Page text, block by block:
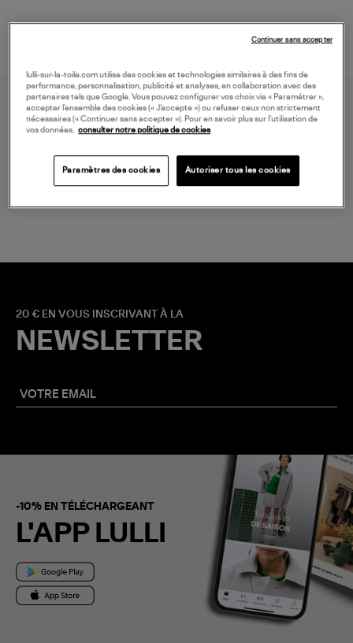
LIVRAISON GRATUITE
20 € EN VOUS INSCRIVANT À LA
NEWSLETTER
-10% EN TÉLÉCHARGEANT
L'APP LULLI
lulli-sur-la-toile.com utilise des cookies et technologies similaires à des fins de
performance, personnalisation, publicité et analyses, en collaboration avec des
partenaires tels que Google. Vous pouvez configurer vos choix via « Paramétrer »,
accepter l’ensemble des cookies (« J’accepte ») ou refuser ceux non strictement
nécessaires (« Continuer sans accepter »). Pour en savoir plus sur l’utilisation de
vos données,
consulter notre politique de cookies
Paramètres des cookies Autoriser tous les cookies
Continuer sans accepter